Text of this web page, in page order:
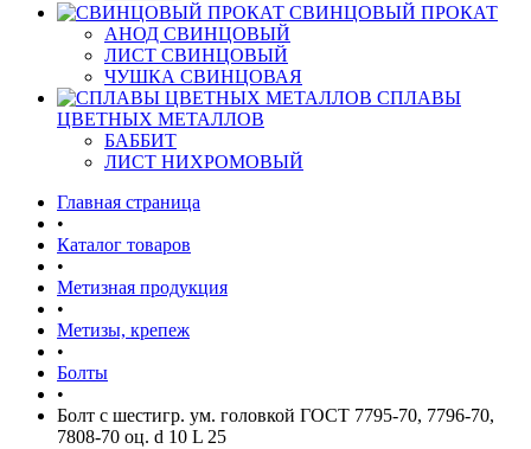
СВИНЦОВЫЙ ПРОКАТ
АНОД СВИНЦОВЫЙ
ЛИСТ СВИНЦОВЫЙ
ЧУШКА СВИНЦОВАЯ
СПЛАВЫ
ЦВЕТНЫХ МЕТАЛЛОВ
БАББИТ
ЛИСТ НИХРОМОВЫЙ
Главная страница
•
Каталог товаров
•
Метизная продукция
•
Метизы, крепеж
•
Болты
•
Болт с шестигр. ум. головкой ГОСТ 7795-70, 7796-70,
7808-70 оц. d 10 L 25